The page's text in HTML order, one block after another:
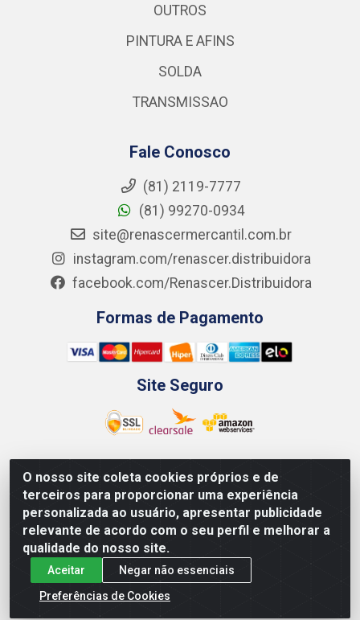
O nosso site coleta cookies próprios e de
terceiros para proporcionar uma experiência
personalizada ao usuário, apresentar publicidade
relevante de acordo com o seu perfil e melhorar a
qualidade do nosso site.
Aceitar
Negar não essenciais
Preferências de Cookies
OUTROS
PINTURA E AFINS
SOLDA
TRANSMISSAO
Fale Conosco
(81) 2119-7777
(81) 99270-0934
site@renascermercantil.com.br
instagram.com/renascer.distribuidora
facebook.com/Renascer.Distribuidora
Formas de Pagamento
Site Seguro
Renascer Distribuidora - Rua São Miguel, 1845 -
Afogados - Recife / PE - CEP 50850-000 - CNPJ
07.264.693/0001-79